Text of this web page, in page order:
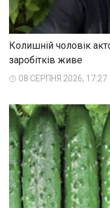
Колишній чоловік
заробітків живе
08 СЕРПНЯ 2026, 17:27